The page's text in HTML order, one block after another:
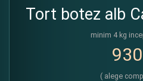
Tort botez alb
minim 4 kg
930
( alege